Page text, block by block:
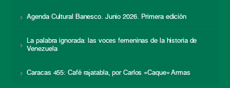
Agenda Cultural Banesco. Junio 2026. Primera edición
La palabra ignorada: las voces femeninas de la historia de
Venezuela
Caracas 455: Café rajatabla, por Carlos «Caque» Armas